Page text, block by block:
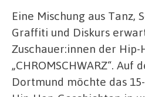
Eine Mischung aus Tanz,
Graffiti und Diskurs
Zuschauer:innen der
„CHROMSCHWARZ“.
Dortmund möchte das